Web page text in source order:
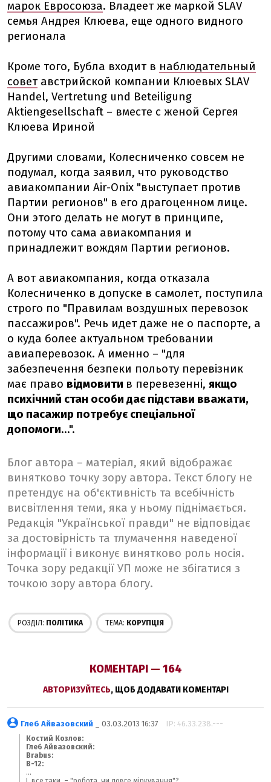
марок Евросоюза. Владеет же маркой SLAV
семья Андрея Клюева, еще одного видного
регионала
Кроме того, Бубла входит в наблюдательный
советавстрийской компании Клюевых SLAV
Handel, Vertretung und Beteiligung
Aktiengesellschaft – вместе с женой Сергея
Клюева Ириной
Другими словами, Колесниченко совсем не
подумал, когда заявил, что руководство
авиакомпании Air-Onix "выступает против
Партии регионов" в его драгоценном лице.
Они этого делать не могут в принципе,
потому что сама авиакомпания и
принадлежит вождям Партии регионов.
А вот авиакомпания, когда отказала
Колесниченко в допуске в самолет, поступила
строго по "Правилам воздушных перевозок
пассажиров". Речь идет даже не о паспорте, а
о куда более актуальном требовании
авиаперевозок. А именно – "для
забезпечення безпеки польоту перевізник
має право відмовити в перевезенні, якщо
психічний стан особи дає підстави вважати,
що пасажир потребує спеціальної
допомоги...".
Блог автора – матеріал, який відображає
винятково точку зору автора. Текст блогу не
претендує на об'єктивність та всебічність
висвітлення теми, яка у ньому піднімається.
Редакція "Української правди" не відповідає
за достовірність та тлумачення наведеної
інформації і виконує винятково роль носія.
Точка зору редакції УП може не збігатися з
точкою зору автора блогу.
РОЗДІЛ: ПОЛІТИКА ТЕМА: КОРУПЦІЯ
КОМЕНТАРІ — 164
АВТОРИЗУЙТЕСЬ, ЩОБ ДОДАВАТИ КОМЕНТАРІ
Глеб Айвазовский _ 03.03.2013 16:37 IP: 46.33.238.---
Костий Козлов:
Глеб Айвазовский:
Brabus:
B-12:
...